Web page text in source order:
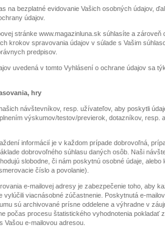
na bezplatné evidovanie Vašich osobných údajov,
údajov.
stránke www.magazinluna.sk súhlasíte a zároveň
krokov spravovania údajov v súlade s Vašim
predpisov.
uvedená v tomto Vyhlásení o ochrane údajov sa
hry
návštevníkov, resp. užívateľov, aby poskytli
výskumov/testov/previerok, dotazníkov, resp.
informácií je v každom prípade dobrovoľná,
dobrovoľného súhlasu daných osôb. Naši
slobodne, či nám poskytnú osobné údaje, alebo
číslo a povolanie).
e-mailovej adresy je zabezpečenie toho, aby
vylúčili viacnásobné zúčastnenie. Poskytnutá e-
sú archivované prísne oddelene a výhradne v
počas procesu štatistického vyhodnotenia pokladať
Vašou e-mailovou adresou.